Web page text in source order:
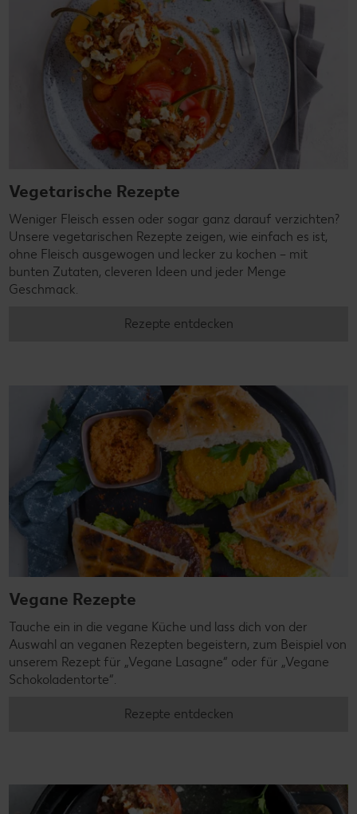
Vegetarische Rezepte
Weniger Fleisch essen oder sogar ganz darauf verzichten?
Unsere vegetarischen Rezepte zeigen, wie einfach es ist,
ohne Fleisch ausgewogen und lecker zu kochen – mit
bunten Zutaten, cleveren Ideen und jeder Menge
Geschmack.
Rezepte entdecken
Vegane Rezepte
Tauche ein in die vegane Küche und lass dich von der
Auswahl an veganen Rezepten begeistern, zum Beispiel von
unserem Rezept für „Vegane Lasagne“ oder für „Vegane
Schokoladentorte“.
Rezepte entdecken